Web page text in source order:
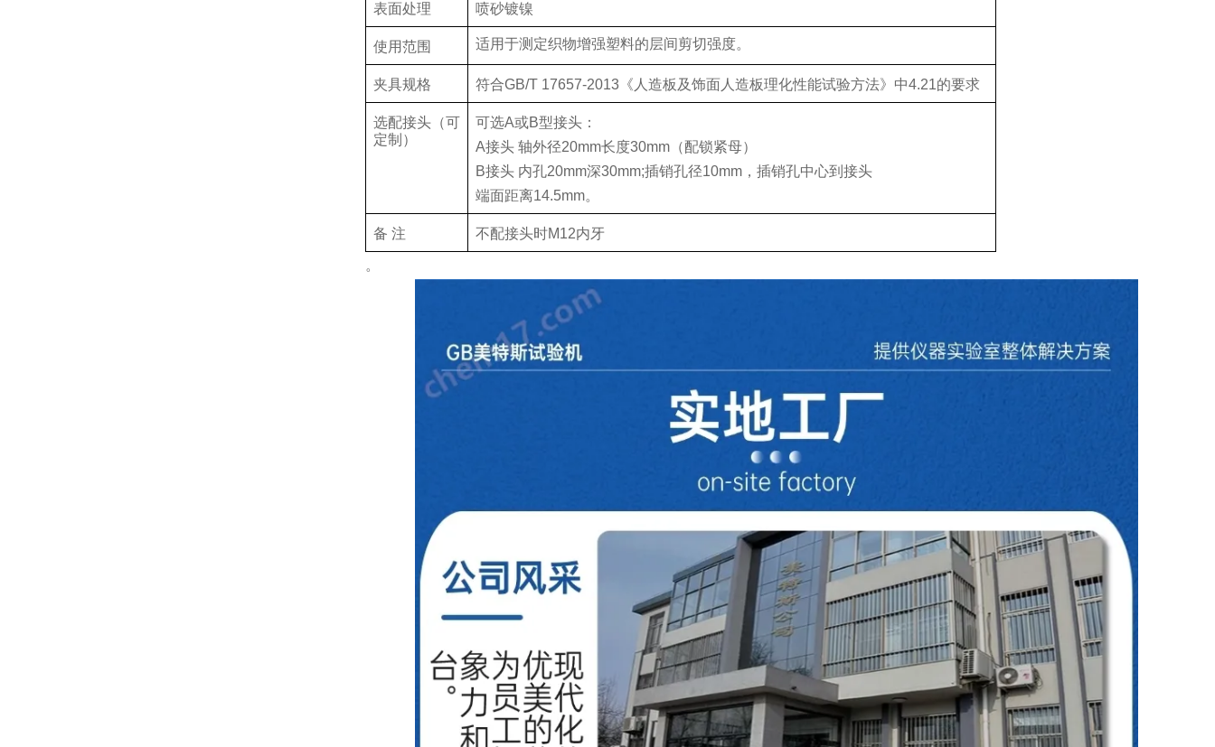
表面处理 喷砂镀镍
使用范围 适用于测定织物增强塑料的层间剪切强度。
夹具规格 符合GB/T 17657-2013 《人造板及饰面人造板理化性能试验方法》中4.21的要求
选配接头（可
定制）
可选A或B型接头：
A接头 轴外径20mm长度30mm （配锁紧母）
B接头 内孔20mm深30mm;插销孔径10mm ，插销孔中心到接头
端面距离14.5mm。
备 注 不配接头时M12内牙
。